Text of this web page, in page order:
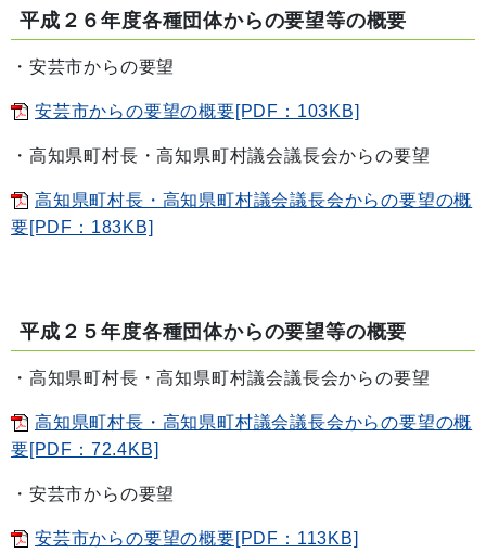
平成２６年度各種団体からの要望等の概要
・安芸市からの要望
安芸市からの要望の概要[PDF：103KB]
・高知県町村長・高知県町村議会議長会からの要望
高知県町村長・高知県町村議会議長会からの要望の概
要[PDF：183KB]
平成２５年度各種団体からの要望等の概要
・高知県町村長・高知県町村議会議長会からの要望
高知県町村長・高知県町村議会議長会からの要望の概
要[PDF：72.4KB]
・安芸市からの要望
安芸市からの要望の概要[PDF：113KB]